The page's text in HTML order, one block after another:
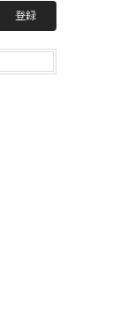
登録